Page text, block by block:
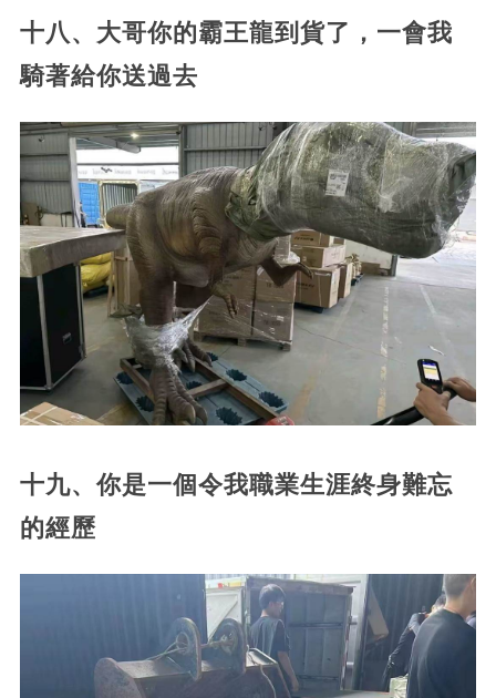
十八、大哥你的霸王龍到貨了，一會我
騎著給你送過去
十九、你是一個令我職業生涯終身難忘
的經歷